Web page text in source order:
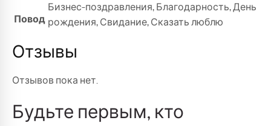
Повод
Бизнес-поздравления,Благодарность,День
рождения,Свидание,Сказать люблю
Отзывы
Отзывов пока нет.
Будьте первым, кто